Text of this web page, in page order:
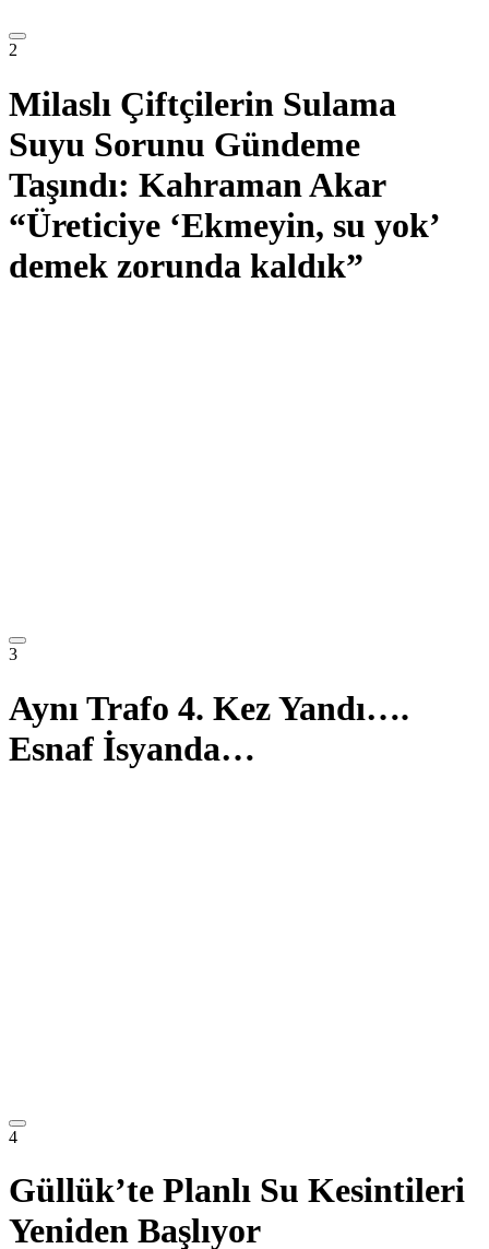
2
Milaslı Çiftçilerin Sulama
Suyu Sorunu Gündeme
Taşındı: Kahraman Akar
“Üreticiye ‘Ekmeyin, su yok’
demek zorunda kaldık”
3
Aynı Trafo 4. Kez Yandı….
Esnaf İsyanda…
4
Güllük’te Planlı Su Kesintileri
Yeniden Başlıyor